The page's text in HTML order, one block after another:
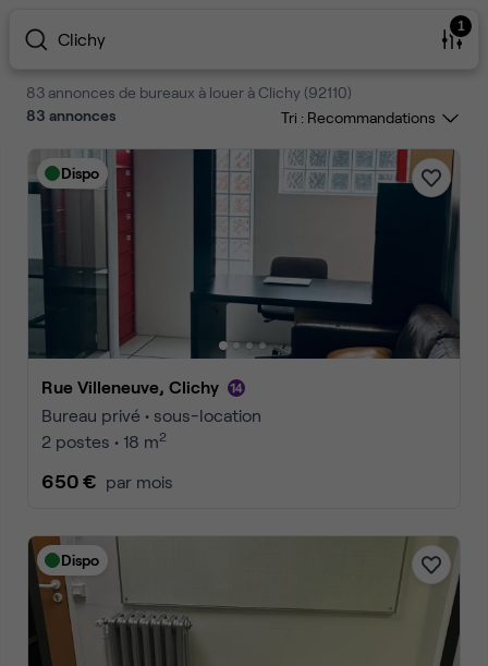
Clichy
1
83 annonces de bureaux à louer à Clichy (92110)
83 annonces Tri :
Dispo
Rue Villeneuve, Clichy
Bureau privé • sous-location
2 postes • 18 m2
650 € par mois
Dispo